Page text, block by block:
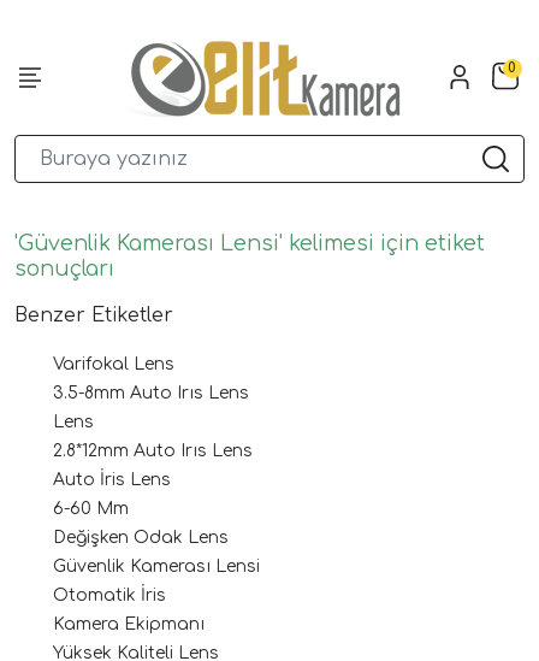
0
'Güvenlik Kamerası Lensi' kelimesi için etiket
sonuçları
Benzer Etiketler
Varifokal Lens
3.5-8mm Auto Irıs Lens
Lens
2.8*12mm Auto Irıs Lens
Auto İris Lens
6-60 Mm
Değişken Odak Lens
Güvenlik Kamerası Lensi
Otomatik İris
Kamera Ekipmanı
Yüksek Kaliteli Lens